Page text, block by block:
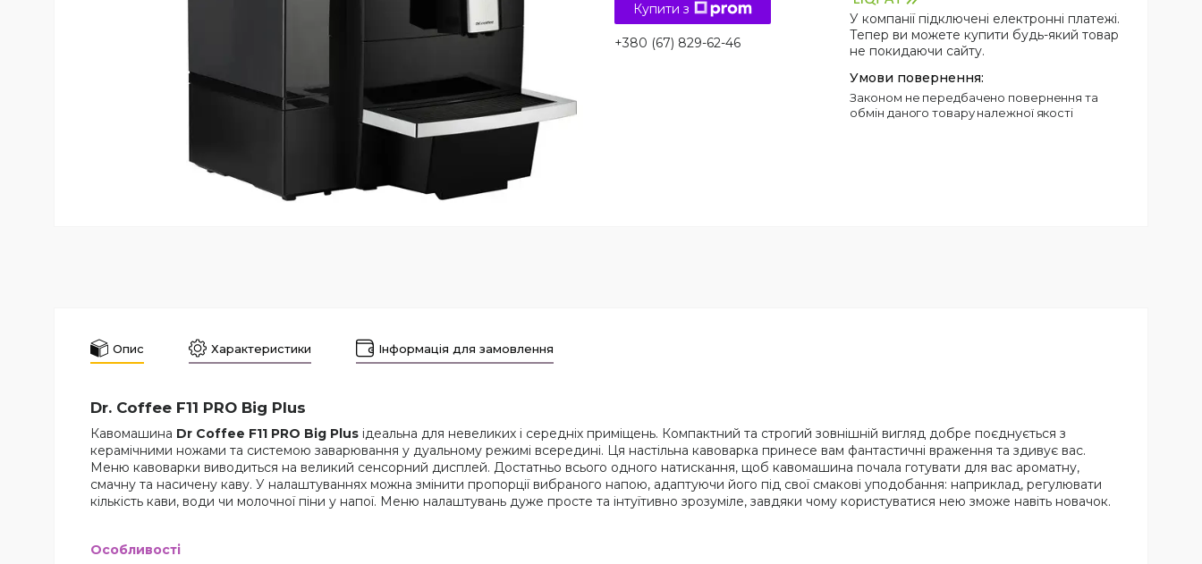
Купити з
+380 (67) 829-62-46
У компанії підключені електронні платежі.
Тепер ви можете купити будь-який товар
не покидаючи сайту.
Законом не передбачено повернення та
обмін даного товару належної якості
Опис Характеристики Інформація для замовлення
Dr. Coffee F11 PRO Big Plus
Кавомашина Dr Coffee F11 PRO Big Plus ідеальна для невеликих і середніх приміщень. Компактний та строгий зовнішній вигляд добре поєднується з
керамічними ножами та системою заварювання у дуальному режимі всередині. Ця настільна кавоварка принесе вам фантастичні враження та здивує вас.
Меню кавоварки виводиться на великий сенсорний дисплей. Достатньо всього одного натискання, щоб кавомашина почала готувати для вас ароматну,
смачну та насичену каву. У налаштуваннях можна змінити пропорції вибраного напою, адаптуючи його під свої смакові уподобання: наприклад, регулювати
кількість кави, води чи молочної піни у напої. Меню налаштувань дуже просте та інтуїтивно зрозуміле, завдяки чому користуватися нею зможе навіть новачок.
Особливості